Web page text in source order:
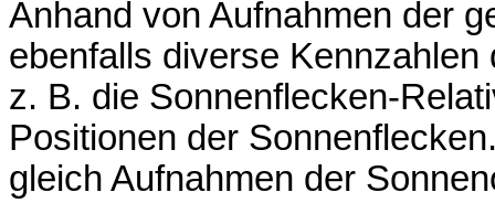
Anhand von Aufnahmen der
ebenfalls diverse
z. B. die Sonnenflecken-
Positionen der
gleich Aufnahmen der